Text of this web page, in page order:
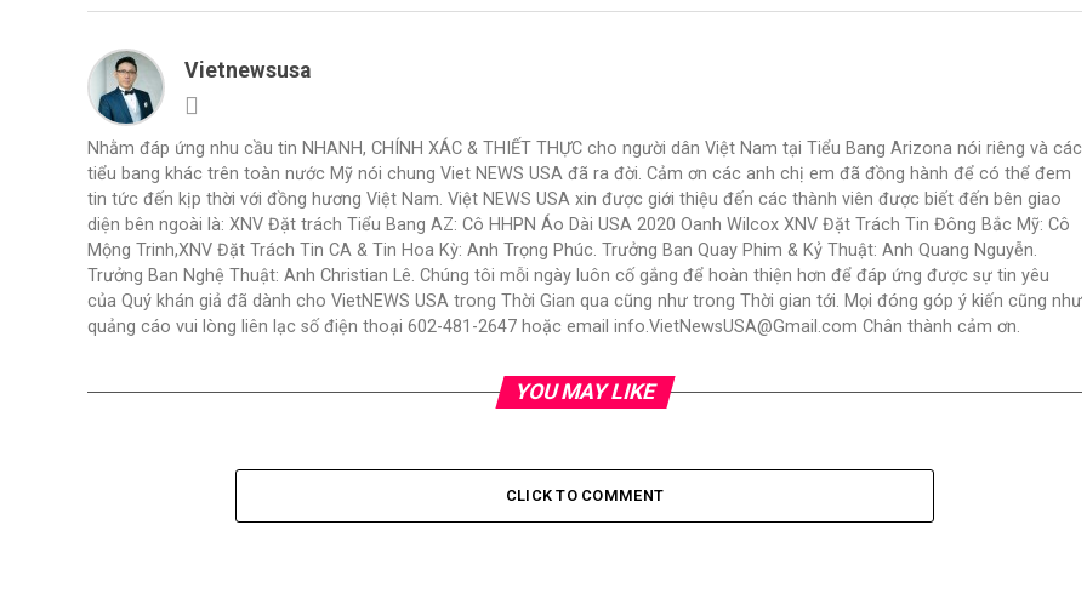
Vietnewsusa
Nhằm đáp ứng nhu cầu tin NHANH, CHÍNH XÁC & THIẾT THỰC cho người dân Việt Nam tại Tiểu Bang Arizona nói riêng và các
tiểu bang khác trên toàn nước Mỹ nói chung Viet NEWS USA đã ra đời. Cảm ơn các anh chị em đã đồng hành để có thể đem
tin tức đến kịp thời với đồng hương Việt Nam. Việt NEWS USA xin được giới thiệu đến các thành viên được biết đến bên giao
diện bên ngoài là: XNV Đặt trách Tiểu Bang AZ: Cô HHPN Áo Dài USA 2020 Oanh Wilcox XNV Đặt Trách Tin Đông Bắc Mỹ: Cô
Mộng Trinh,XNV Đặt Trách Tin CA & Tin Hoa Kỳ: Anh Trọng Phúc. Trưởng Ban Quay Phim & Kỷ Thuật: Anh Quang Nguyễn.
Trưởng Ban Nghệ Thuật: Anh Christian Lê. Chúng tôi mỗi ngày luôn cố gắng để hoàn thiện hơn để đáp ứng được sự tin yêu
của Quý khán giả đã dành cho VietNEWS USA trong Thời Gian qua cũng như trong Thời gian tới. Mọi đóng góp ý kiến cũng như
quảng cáo vui lòng liên lạc số điện thoại 602-481-2647 hoặc email info.VietNewsUSA@Gmail.com Chân thành cảm ơn.
YOU MAY LIKE
CLICK TO COMMENT